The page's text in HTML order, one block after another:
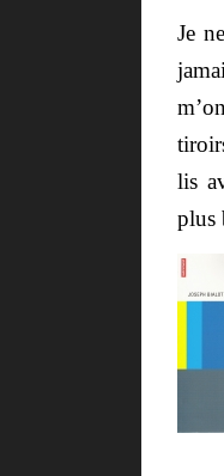
Je
lis
plus